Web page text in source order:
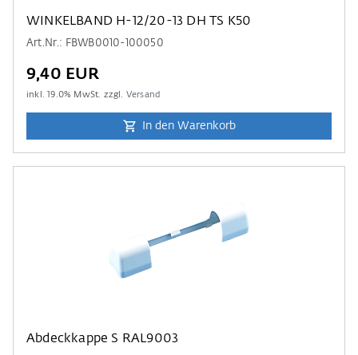
WINKELBAND H-12/20-13 DH TS K50
Art.Nr.: FBWB0010-100050
9,40 EUR
inkl.19.0% MwSt. zzgl. Versand
In den Warenkorb
Abdeckkappe S RAL9003